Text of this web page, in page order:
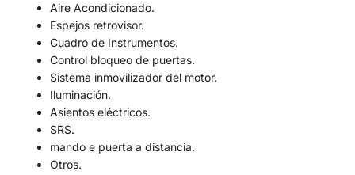
Aire Acondicionado.
Espejos retrovisor.
Cuadro de Instrumentos.
Control bloqueo de puertas.
Sistema inmovilizador del motor.
Iluminación.
Asientos eléctricos.
SRS.
mando e puerta a distancia.
Otros.